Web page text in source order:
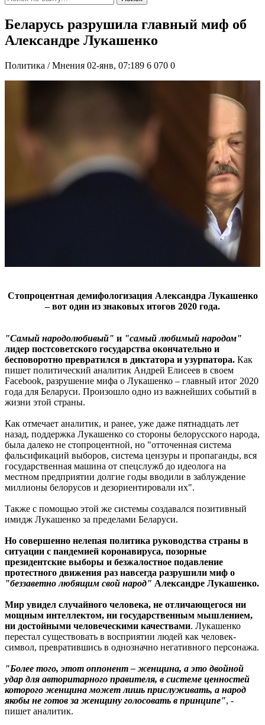
Беларусь разрушила главный миф об
Александре Лукашенко
Политика / Мнения 02-янв, 07:189 6 070 0
Стопроцентная демифологизация Александра Лукашенко
– вот один из знаковых итогов 2020 года.
"Самый народолюбивый" и "самый любимый народом"
лидер постсоветского государства окончательно и
бесповоротно превратился в диктатора и узурпатора. Как
пишет политический аналитик Андрей Елисеев в своем
Facebook, разрушение мифа о Лукашенко – главный итог 2020
года для Беларуси. Произошло одно из важнейших событий в
жизни этой страны.
Как отмечает аналитик, и ранее, уже даже пятнадцать лет
назад, поддержка Лукашенко со стороны белорусского народа,
была далеко не стопроцентной, но "отточенная система
фальсификаций выборов, система цензуры и пропаганды, вся
государственная машина от спецслужб до идеолога на
местном предприятии долгие годы вводили в заблуждение
миллионы белорусов и дезориентировали их".
Также с помощью этой же системы создавался позитивный
имидж Лукашенко за пределами Беларуси.
Но совершенно нелепая политика руководства страны в
ситуации с пандемией коронавируса, позорные
президентские выборы и безжалостное подавление
протестного движения раз навсегда разрушили миф о
"беззаветно любящим свой народ" Александре Лукашенко.
Мир увидел случайного человека, не отличающегося ни
мощным интеллектом, ни государственным мышлением,
ни достойными человеческими качествами. Лукашенко
перестал существовать в восприятии людей как человек-
символ, превратившись в однозначно негативного персонажа.
"Более того, этот оппонент – женщина, а это двойной
удар для авторитарного правителя, в системе ценностей
которого женщина может лишь прислуживать, а народ
якобы не готов за женщину голосовать в принципе", -
пишет аналитик.